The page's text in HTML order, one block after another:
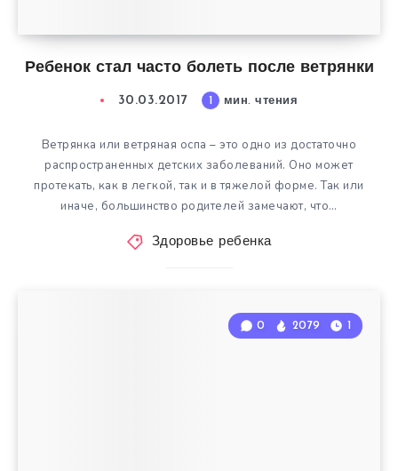
Ребенок стал часто болеть после ветрянки
30.03.2017 1 мин. чтения
Ветрянка или ветряная оспа – это одно из достаточно
распространенных детских заболеваний. Оно может
протекать, как в легкой, так и в тяжелой форме. Так или
иначе, большинство родителей замечают, что…
Здоровье ребенка
0 2079 1